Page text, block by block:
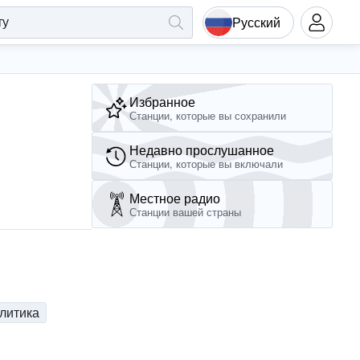
Русский
Избранное
Станции, которые вы сохранили
Недавно прослушанное
Станции, которые вы включали
Местное радио
Станции вашей страны